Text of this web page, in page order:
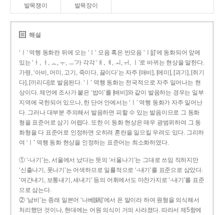
발목쟁이 발목장이
해설
‘ㅣ’ 역행 동화란 뒤에 오는 ‘ㅣ’ 모음 혹은 반모음 ‘ㅣ[j]’에 동화되어 앞에
있는 ‘ㅏ, ㅓ, ㅗ, ㅜ, ㅡ’가 각각 ‘ㅐ, ㅔ, ㅚ, ㅟ, ㅣ’로 바뀌는 현상을 말한다.
가령, ‘아비, 어미, 고기, 죽이다, 끓이다’는 자주 [애비], [에미], [괴기], [쥐기
다], [끼리다]로 발음된다. ‘ㅣ’ 역행 동화는 전국적으로 자주 일어나는 현
상이다. 체언에 조사가 붙은 ‘밥이’를 [배비]와 같이 발음하는 경우는 일부
지역에 국한되어 있으나, 한 단어 안에서는 ‘ㅣ’ 역행 동화가 자주 일어난
다. 그러나 대부분 주의해서 발음하면 피할 수 있는 발음이므로 그 동화
형을 표준어로 삼기 어렵다. 또한 이 동화 현상은 매우 광범위하여 그 동
화형을 다 표준어로 인정하면 오히려 혼란을 일으킬 우려도 있다. 그리하
여 ‘ㅣ’ 역행 동화 현상을 인정하는 표준어는 최소화하였다.
① ‘-나기’는, 서울에서 났다는 뜻의 ‘서울나기’는 그대로 쓰임 직하지만
‘신출나기, 풋나기’는 어색하므로 일률적으로 ‘-내기’를 표준으로 삼았다.
‘여간내기, 보통내기, 새내기’ 등의 어휘에서도 마찬가지로 ‘-내기’를 표준
으로 삼는다.
② ‘남비’는 종래 일본어 ‘나베[鍋]’에서 온 말이라 하여 원형을 의식해서
처리했던 것이나, 현대에는 어원 의식이 거의 사라졌다. 따라서 제5항에